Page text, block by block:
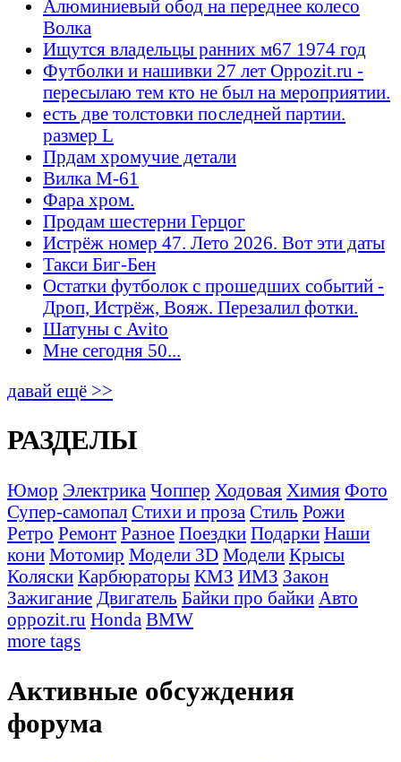
Алюминиевый обод на переднее колесо
Волка
Ищутся владельцы ранних м67 1974 год
Футболки и нашивки 27 лет Oppozit.ru -
пересылаю тем кто не был на мероприятии.
есть две толстовки последней партии.
размер L
Прдам хромучие детали
Вилка М-61
Фара хром.
Продам шестерни Герцог
Истрёж номер 47. Лето 2026. Вот эти даты
Такси Биг-Бен
Остатки футболок с прошедших событий -
Дроп, Истрёж, Вояж. Перезалил фотки.
Шатуны с Avito
Мне сегодня 50...
давай ещё >>
РАЗДЕЛЫ
Юмор Электрика Чоппер Ходовая Химия Фото
Супер-самопал Стихи и проза Стиль Рожи
Ретро Ремонт Разное Поездки Подарки Наши
кони Мотомир Модели 3D Модели Крысы
Коляски Карбюраторы КМЗ ИМЗ Закон
Зажигание Двигатель Байки про байки Авто
oppozit.ru Honda BMW
more tags
Активные обсуждения
форума